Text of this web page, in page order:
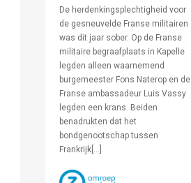
De herdenkingsplechtigheid voor
de gesneuvelde Franse militairen
was dit jaar sober. Op de Franse
militaire begraafplaats in Kapelle
legden alleen waarnemend
burgemeester Fons Naterop en de
Franse ambassadeur Luis Vassy
legden een krans. Beiden
benadrukten dat het
bondgenootschap tussen
Frankrijk[…]